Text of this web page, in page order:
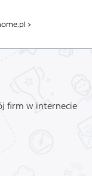
>
firm w internecie